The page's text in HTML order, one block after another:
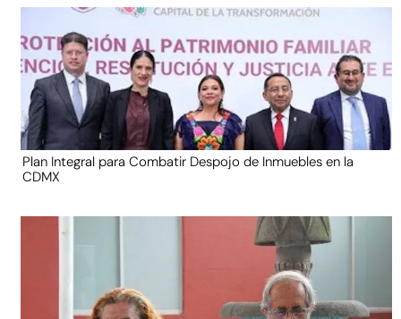
Plan Integral para Combatir Despojo de Inmuebles en la
CDMX